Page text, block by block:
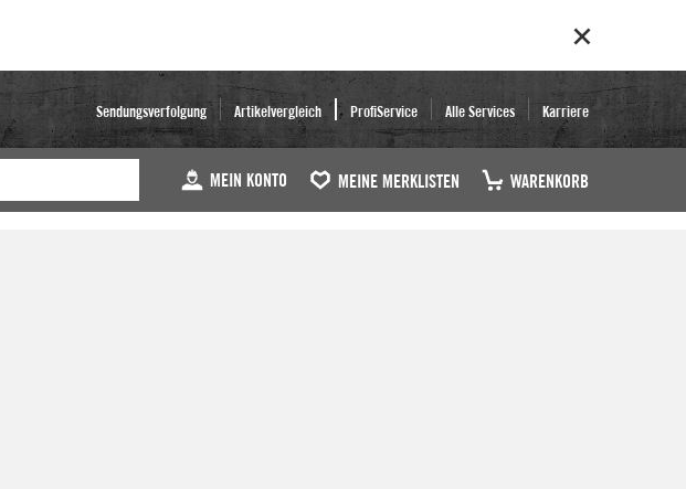
Sendungsverfolgung Artikelvergleich ProfiService Alle Services Karriere
MEIN KONTO MEINE MERKLISTEN WARENKORB